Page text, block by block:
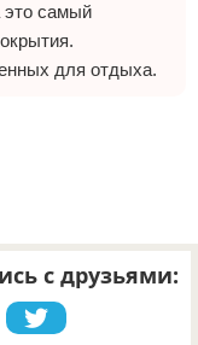
это самый
для отдыха.
с друзьями: